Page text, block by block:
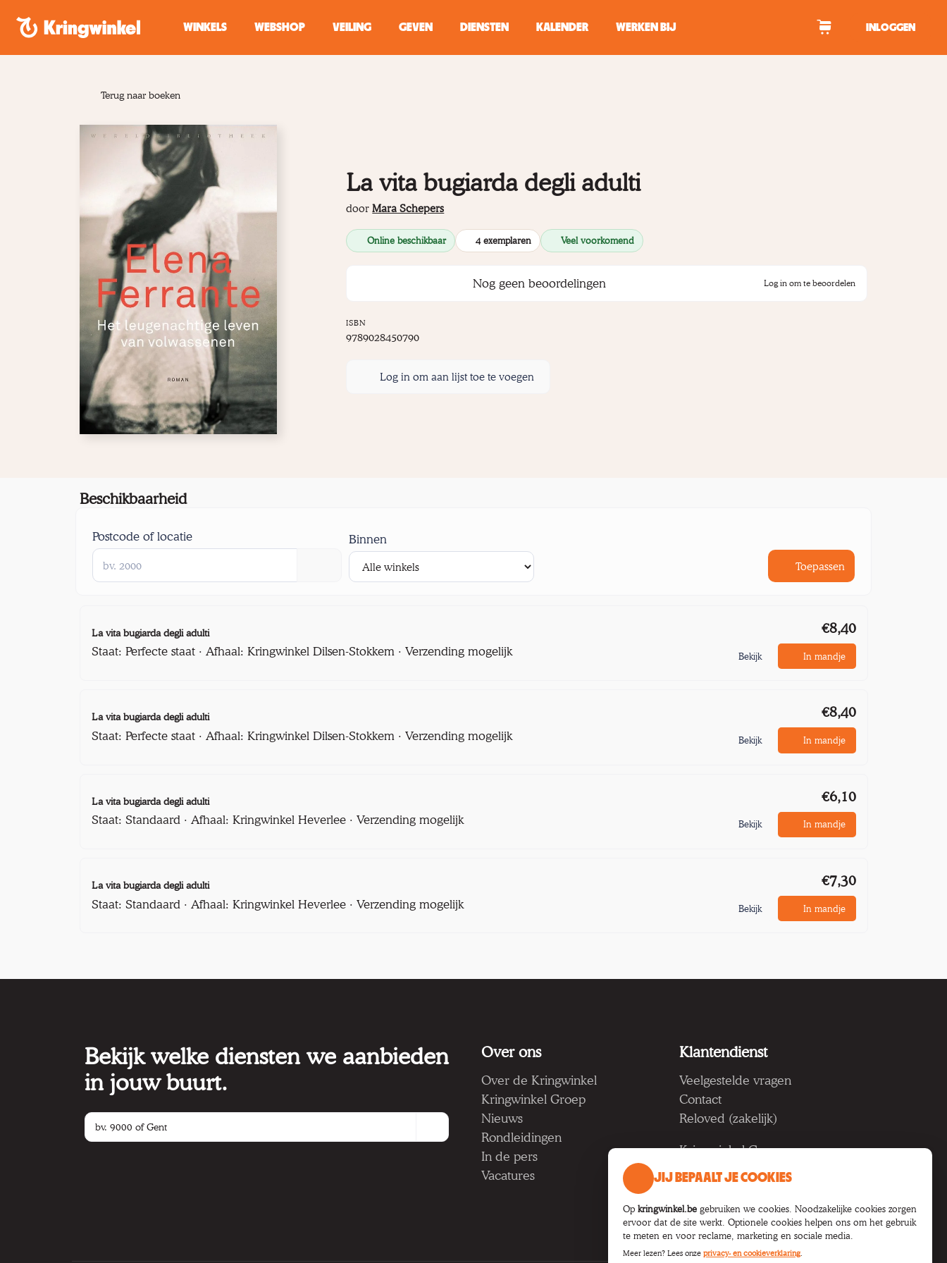
WINKELS
WEBSHOP VEILING GEVEN DIENSTEN KALENDER WERKEN BIJ INLOGGEN
Terug naar boeken
La vita bugiarda degli adulti
doorMara Schepers
Online beschikbaar 4 exemplaren Veel voorkomend
Nog geen beoordelingen Log in om te beoordelen
ISBN
9789028450790
Log in om aan lijst toe te voegen
Beschikbaarheid
Postcode of locatie Binnen
Toepassen
La vita bugiarda degli adulti
Staat: Perfecte staat · Afhaal: Kringwinkel Dilsen-Stokkem · Verzending mogelijk
€8,40
Bekijk In mandje
La vita bugiarda degli adulti
Staat: Perfecte staat · Afhaal: Kringwinkel Dilsen-Stokkem · Verzending mogelijk
€8,40
Bekijk In mandje
La vita bugiarda degli adulti
Staat: Standaard · Afhaal: Kringwinkel Heverlee · Verzending mogelijk
€6,10
Bekijk In mandje
La vita bugiarda degli adulti
Staat: Standaard · Afhaal: Kringwinkel Heverlee · Verzending mogelijk
€7,30
Bekijk In mandje
Bekijk welke diensten we aanbieden
in jouw buurt.
Over ons
Over de Kringwinkel
Kringwinkel Groep
Nieuws
Rondleidingen
In de pers
Vacatures
Klantendienst
Veelgestelde vragen
Contact
Reloved (zakelijk)
Kringwinkel Groep vzw
Koning Albertlaan 124, 9000
BTW BE 1033.922.208
JIJ BEPAALT JE COOKIES
Op kringwinkel.be gebruiken we cookies. Noodzakelijke cookies zorgen
ervoor dat de site werkt. Optionele cookies helpen ons om het gebruik
te meten en voor reclame, marketing en sociale media.
Meer lezen? Lees onze privacy- en cookieverklaring.